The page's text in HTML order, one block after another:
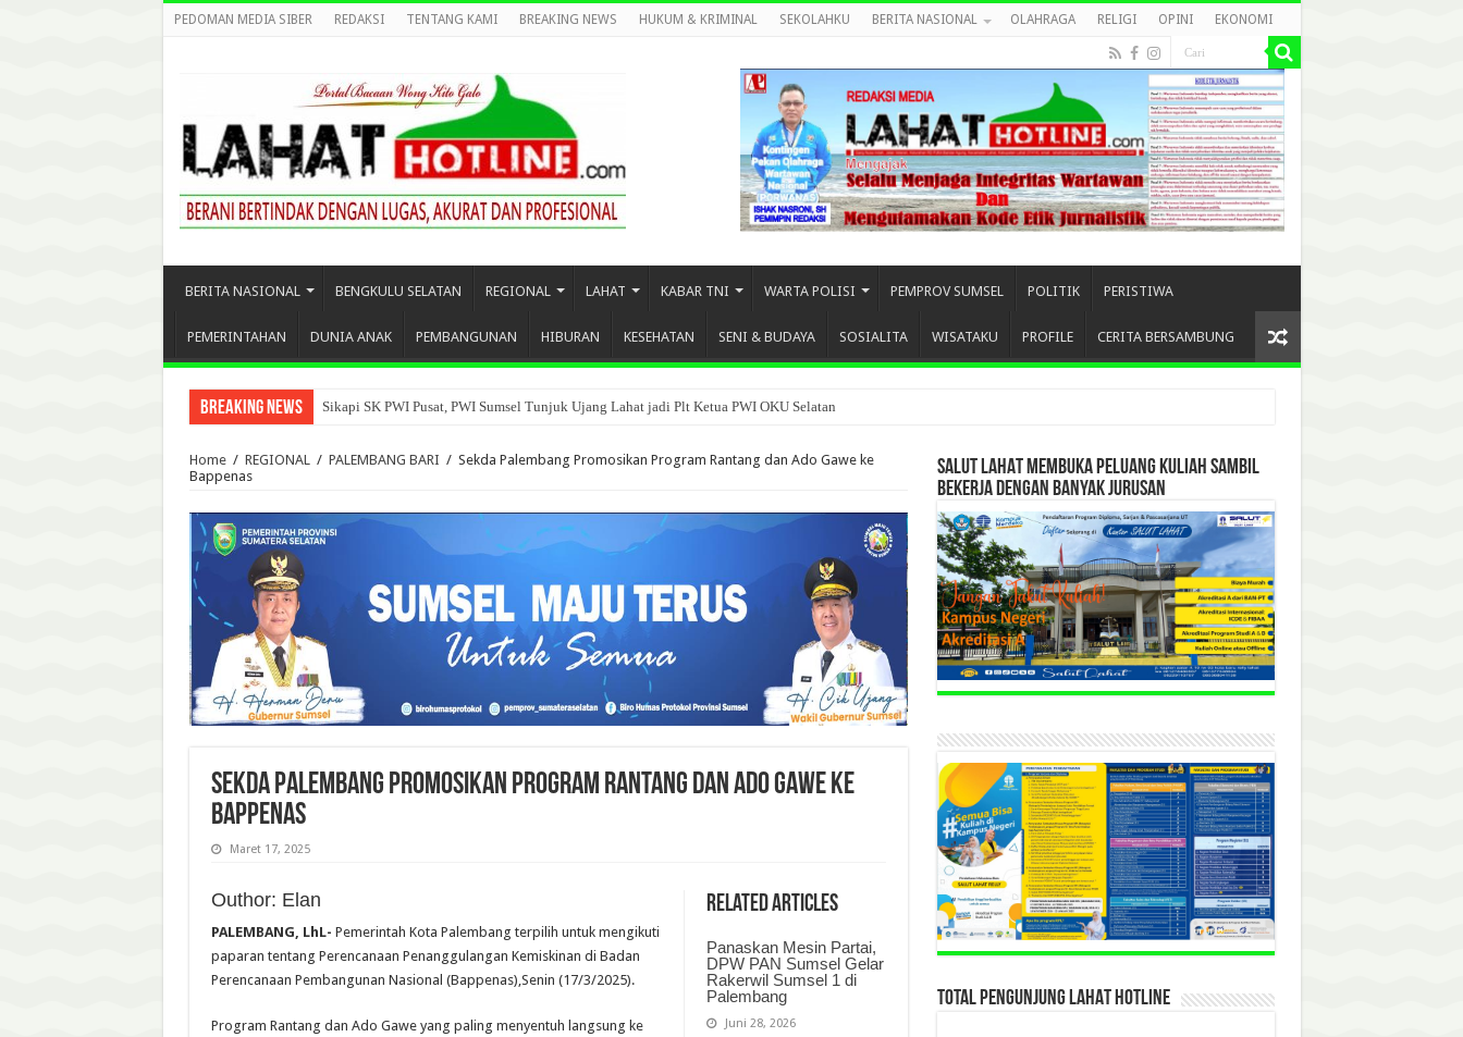
PEDOMAN MEDIA SIBER REDAKSI TENTANG KAMI BREAKING NEWS HUKUM & KRIMINAL SEKOLAHKU BERITA NASIONAL OLAHRAGA RELIGI OPINI EKONOMI
BERITA NASIONAL BENGKULU SELATAN REGIONAL LAHAT KABAR TNI WARTA POLISI PEMPROV SUMSEL POLITIK PERISTIWA
PEMERINTAHAN DUNIA ANAK PEMBANGUNAN HIBURAN KESEHATAN SENI & BUDAYA SOSIALITA WISATAKU PROFILE CERITA BERSAMBUNG
Breaking News Sikapi SK PWI Pusat, PWI Sumsel Tunjuk Ujang Lahat jadi Plt Ketua PWI OKU Selatan
Home / REGIONAL / PALEMBANG BARI / Sekda Palembang Promosikan Program Rantang dan Ado Gawe ke
Bappenas
Sekda Palembang Promosikan Program Rantang dan Ado Gawe ke
Bappenas
Maret 17, 2025
Related Articles
Panaskan Mesin Partai,
DPW PAN Sumsel Gelar
Rakerwil Sumsel 1 di
Palembang
Juni 28, 2026
Outhor: Elan
PALEMBANG, LhL- Pemerintah Kota Palembang terpilih untuk mengikuti
paparan tentang Perencanaan Penanggulangan Kemiskinan di Badan
Perencanaan Pembangunan Nasional (Bappenas),Senin (17/3/2025).
Program Rantang dan Ado Gawe yang paling menyentuh langsung ke
SALUT LAHAT MEMBUKA PELUANG KULIAH SAMBIL
BEKERJA DENGAN BANYAK JURUSAN
TOTAL PENGUNJUNG LAHAT HOTLINE